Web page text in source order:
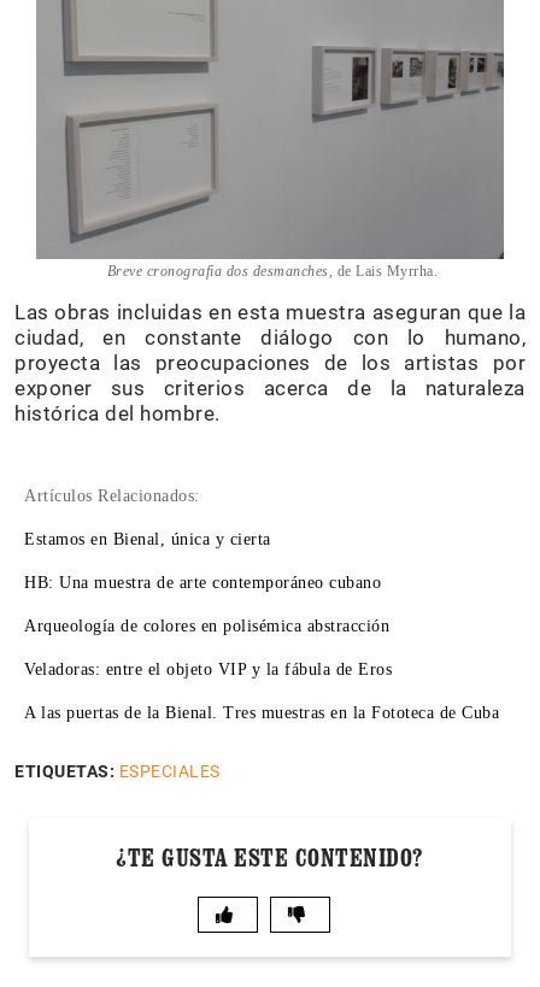
Breve cronografia dos desmanches, de Lais Myrrha.
Las obras incluidas en esta muestra aseguran que la
ciudad, en constante diálogo con lo humano,
proyecta las preocupaciones de los artistas por
exponer sus criterios acerca de la naturaleza
histórica del hombre.
Artículos Relacionados:
Estamos en Bienal, única y cierta
HB: Una muestra de arte contemporáneo cubano
Arqueología de colores en polisémica abstracción
Veladoras: entre el objeto VIP y la fábula de Eros
A las puertas de la Bienal. Tres muestras en la Fototeca de Cuba
ETIQUETAS: ESPECIALES
¿TE GUSTA ESTE CONTENIDO?